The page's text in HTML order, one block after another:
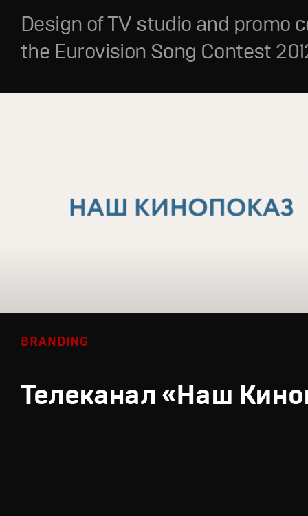
Design of TV studio and promo
the Eurovision Song Contest
BRANDING
Телеканал «Наш